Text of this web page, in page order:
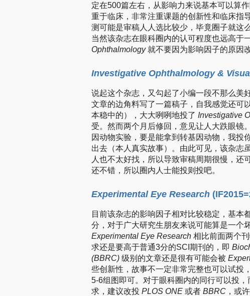
定在500篇左右，从影响力来说基本可以算
重于临床，非常注重课题的创新性和临床指
测可能是审稿人人选比较少，毕竟圈子就这
当然该杂志在眼科圈内的认可程度也远高于
Ophthalmology就不要因为影响因子的原因
Investigative Ophthalmology &
说起这个杂志，又勾起了小编一段不那么美
文章的边角料写了一篇稿子，自我感觉还可
本稳中的），大大咧咧地投了 Investigative
受。然而两个月后修回，意见让人大跌眼镜
因动物实验，要是能拿到转基因动物，我投
出去（本人真实故事）。由此可见，该杂志
人也不太好找，所以导致审稿周期很慢，还
还不错，所以圈内人士能投则投吧。
Experimental Eye Research
目前该杂志的影响因子相对比较稳定，基本
分，对于广大研究生朋友来说可能算是一个
Experimental Eye Research 相比前面两个
求还是要高于普通3分的SCI期刊的，即
(BBRC) 级别的文章还是很有可能会被
些创新性，故事不一定非常完整也可以试投
5-6组图即可。对于眼科圈内的同行可以投
求，建议改投 PLOS ONE 或者 BBRC ，或